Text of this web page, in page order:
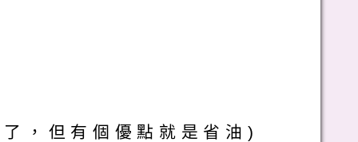
，但有個優點就是省油)